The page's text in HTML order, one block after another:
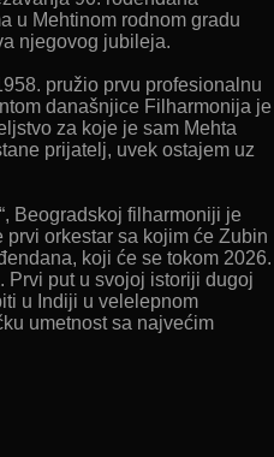
u Mehtinom rodnom gradu
njegovog jubileja.
pružio prvu profesionalnu
današnjice Filharmonija je
za koje je sam Mehta
prijatelj, uvek ostajem uz
Beogradskoj filharmoniji je
orkestar sa kojim će Zubin
koji će se tokom 2026.
Prvi put u svojoj istoriji dugoj
u Indiji u velelepnom
umetnost sa najvećim